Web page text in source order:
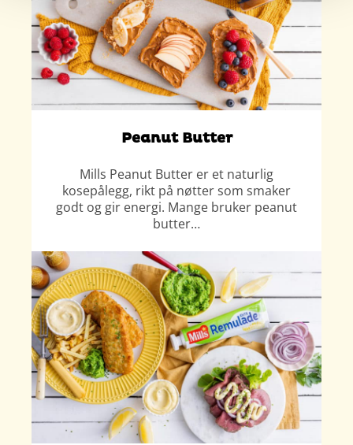
Peanut Butter
Mills Peanut Butter er et naturlig
kosepålegg, rikt på nøtter som smaker
godt og gir energi. Mange bruker peanut
butter…